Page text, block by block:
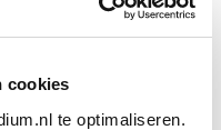
cookies
te optimaliseren.